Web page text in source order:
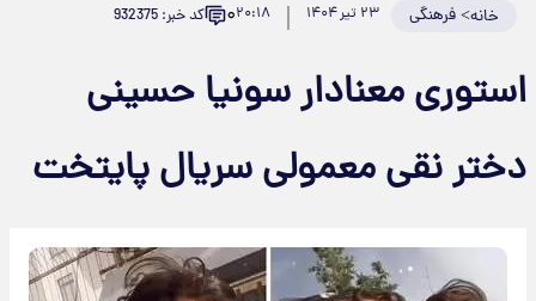
خانه>فرهنگی ۲۳ تیر ۱۴۰۴ ۲۰:۱۸۰ کد خبر: 932375
استوری معنادار سونیا حسینی
دختر نقی معمولی سریال پایتخت